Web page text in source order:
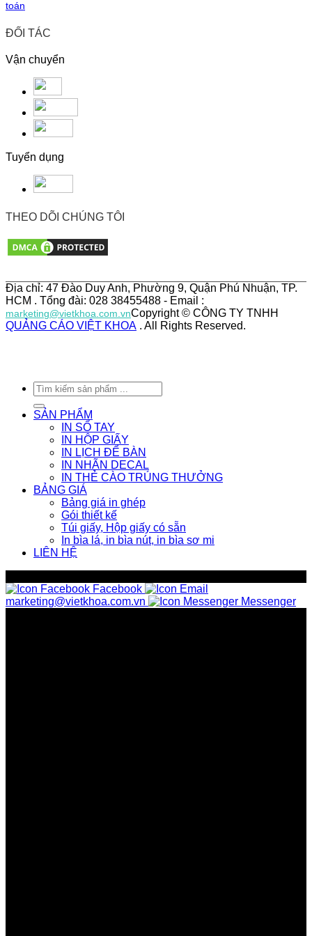
toán
ĐỐI TÁC
Vận chuyển
Tuyển dụng
THEO DÕI CHÚNG TÔI
Địa chỉ: 47 Đào Duy Anh, Phường 9, Quận Phú Nhuận, TP.
HCM . Tổng đài: 028 38455488 - Email :
marketing@vietkhoa.com.vnCopyright © CÔNG TY TNHH
QUẢNG CÁO VIỆT KHOA . All Rights Reserved.
Tìm
kiếm:
SẢN PHẨM
IN SỔ TAY
IN HỘP GIẤY
IN LỊCH ĐỂ BÀN
IN NHÃN DECAL
IN THẺ CÀO TRÚNG THƯỞNG
BẢNG GIÁ
Bảng giá in ghép
Gói thiết kế
Túi giấy, Hộp giấy có sẵn
In bìa lá, in bìa nút, in bìa sơ mi
LIÊN HỆ
Facebook
marketing@vietkhoa.com.vn
Messenger